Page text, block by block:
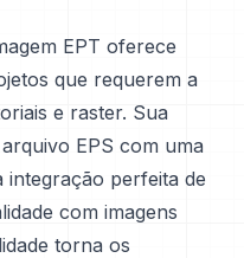
EPT oferece
que requerem a
e raster. Sua
EPS com uma
integração perfeita de
com imagens
torna os